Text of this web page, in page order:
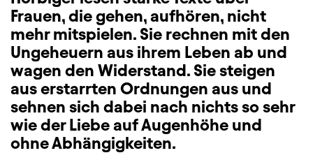
Frauen, die gehen, aufhören, nicht
mehr mitspielen. Sie rechnen mit den
Ungeheuern aus ihrem Leben ab und
wagen den Widerstand. Sie steigen
aus erstarrten Ordnungen aus und
sehnen sich dabei nach nichts so sehr
wie der Liebe auf Augenhöhe und
ohne Abhängigkeiten.